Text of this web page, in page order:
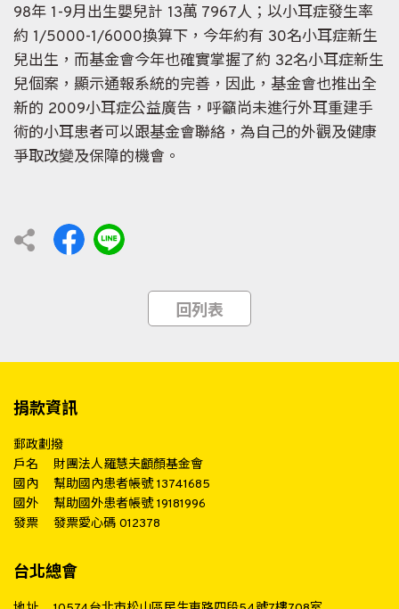
98年 1-9月出生嬰兒計 13萬 7967人；以小耳症發生率
約 1/5000-1/6000換算下，今年約有 30名小耳症新生
兒出生，而基金會今年也確實掌握了約 32名小耳症新生
兒個案，顯示通報系統的完善，因此，基金會也推出全
新的 2009小耳症公益廣告，呼籲尚未進行外耳重建手
術的小耳患者可以跟基金會聯絡，為自己的外觀及健康
爭取改變及保障的機會。
回列表
捐款資訊
郵政劃撥
戶名
財團法人羅慧夫顱顏基金會
國內
幫助國內患者帳號 13741685
國外
幫助國外患者帳號 19181996
發票
發票愛心碼 012378
台北總會